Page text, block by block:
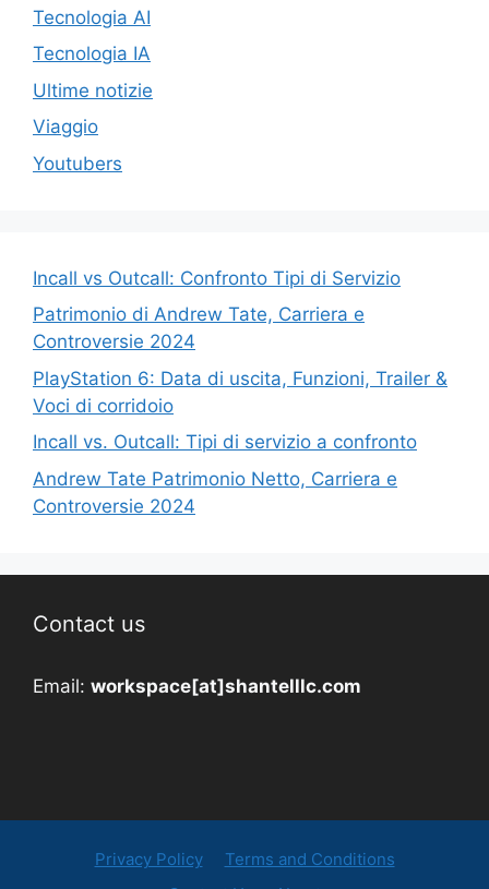
Tecnologia AI
Tecnologia IA
Ultime notizie
Viaggio
Youtubers
Incall vs Outcall: Confronto Tipi di Servizio
Patrimonio di Andrew Tate, Carriera e
Controversie 2024
PlayStation 6: Data di uscita, Funzioni, Trailer &
Voci di corridoio
Incall vs. Outcall: Tipi di servizio a confronto
Andrew Tate Patrimonio Netto, Carriera e
Controversie 2024
Contact us
Email: workspace[at]shantelllc.com
Privacy Policy
Terms and Conditions